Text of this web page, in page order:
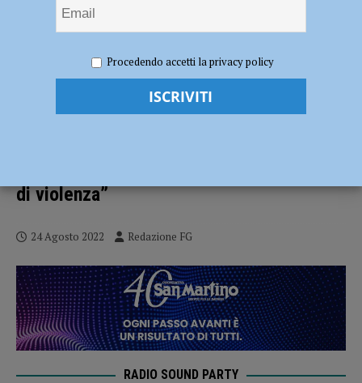
sessuale, l’Ordine degli Psicologi: “Pubblicare il video è stato un
ulteriore abuso che rende corresponsabili di violenza”
Violenza sessuale, l’Ordine degli
di violenza”
24 Agosto 2022 Redazione FG
RADIO SOUND PARTY
Procedendo accetti la privacy policy